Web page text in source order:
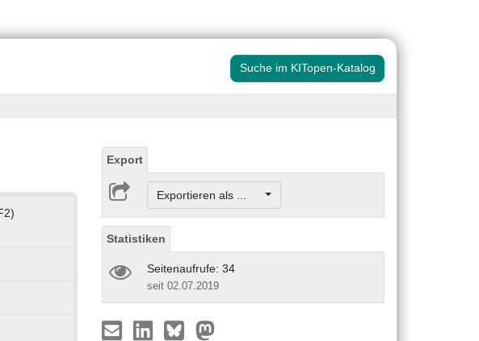
Suche im KITopen-Katalog
Export
Exportieren als ...
Statistiken
Seitenaufrufe: 34
seit 02.07.2019